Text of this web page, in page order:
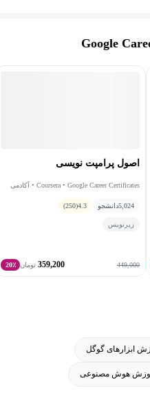
اصول پرامپت نویسی
Coursera • Google Career Certificates • آکادمی
5,024دانشجو 4.3
(250)
زیرنویس
449,000
359,200 تومان 20٪
ابزارهای گوگل
هوش مصنوعی